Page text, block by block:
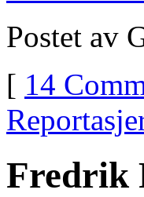
Postet av
[ 14
Fredrik